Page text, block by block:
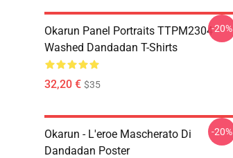
Okarun Panel Portraits TTPM2304
Washed Dandadan T-Shirts
32,20 € $35
-20%
Okarun - L'eroe Mascherato Di
Dandadan Poster
-20%